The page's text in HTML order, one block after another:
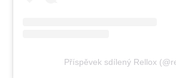
Příspěvek sdílený Rellox